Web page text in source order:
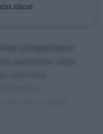
planai